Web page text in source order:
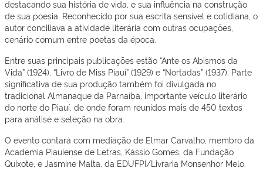
destacando sua história de vida, e sua influência na construção
de sua poesia. Reconhecido por sua escrita sensível e cotidiana, o
autor conciliava a atividade literária com outras ocupações,
cenário comum entre poetas da época.
Entre suas principais publicações estão “Ante os Abismos da
Vida” (1924), “Livro de Miss Piauí” (1929) e “Nortadas” (1937). Parte
significativa de sua produção também foi divulgada no
tradicional Almanaque da Parnaíba , importante veículo literário
do norte do Piauí, de onde foram reunidos mais de 450 textos
para análise e seleção na obra.
O evento contará com mediação de Elmar Carvalho, membro da
Academia Piauiense de Letras, Kássio Gomes, da Fundação
Quixote, e Jasmine Malta, da EDUFPI/Livraria Monsenhor Melo.